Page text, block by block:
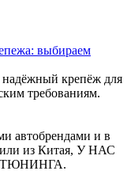
выбираем
надёжный крепёж для
требованиям.
автобрендами и в
из Китая, У НАС